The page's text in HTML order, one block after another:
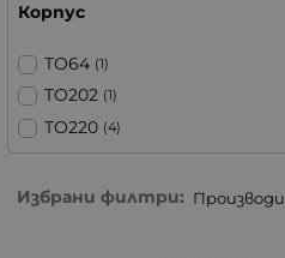
Корпус
TO64 (1)
TO202 (1)
TO220 (4)
Избрани филтри: